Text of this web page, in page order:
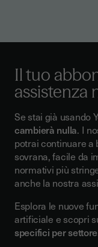
Il tuo
assistenza
Se stai già usando
cambierà nulla. I
potrai continuare a
sovrana, facile da
normativi più
anche la nostra
Esplora le nuove
artificiale e scopri
specifici per settore